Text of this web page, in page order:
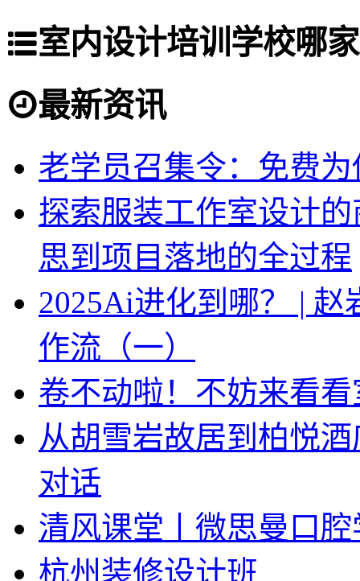
室内设计培训学校哪
最新资讯
老学员召集令：免费
探索服装工作室设计
思到项目落地的全过程
2025Ai进化到哪？ |
作流（一）
卷不动啦！不妨来看
从胡雪岩故居到柏悦
对话
清风课堂丨微思曼口
杭州装修设计班